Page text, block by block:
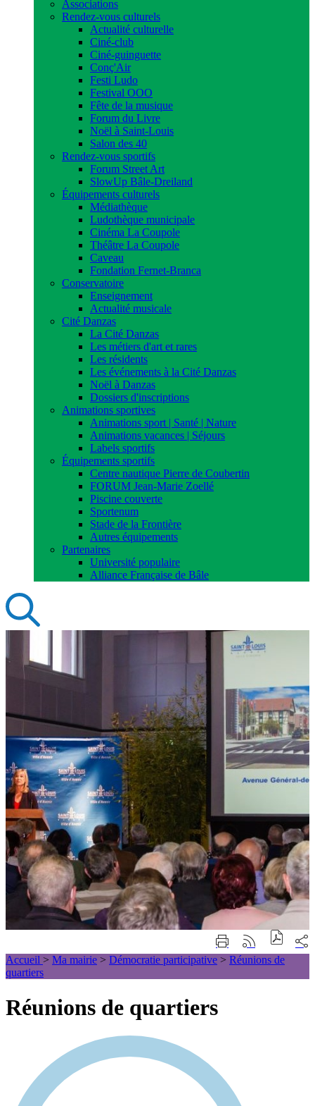
Associations
Rendez-vous culturels
Actualité culturelle
Ciné-club
Ciné-guinguette
Conç'Air
Festi Ludo
Festival OOO
Fête de la musique
Forum du Livre
Noël à Saint-Louis
Salon des 40
Rendez-vous sportifs
Forum Street Art
SlowUp Bâle-Dreiland
Équipements culturels
Médiathèque
Ludothèque municipale
Cinéma La Coupole
Théâtre La Coupole
Caveau
Fondation Fernet-Branca
Conservatoire
Enseignement
Actualité musicale
Cité Danzas
La Cité Danzas
Les métiers d'art et rares
Les résidents
Les événements à la Cité Danzas
Noël à Danzas
Dossiers d'inscriptions
Animations sportives
Animations sport | Santé | Nature
Animations vacances | Séjours
Labels sportifs
Équipements sportifs
Centre nautique Pierre de Coubertin
FORUM Jean-Marie Zoellé
Piscine couverte
Sportenum
Stade de la Frontière
Autres équipements
Partenaires
Université populaire
Alliance Française de Bâle
Accueil > Ma mairie > Démocratie participative > Réunions de
quartiers
Réunions de quartiers